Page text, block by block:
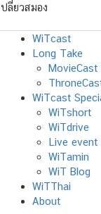
ลี่ยวสมอง
WiTcast
Long Take
MovieCast
WiTcast
WiTshort
WiTdrive
Live event
WiTamin
WiT Blog
WiTThai
About